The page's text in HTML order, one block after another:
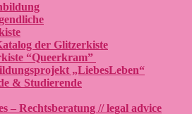
der Glitzerkiste
“Queerkram”
„LiebesLeben“
& Studierende
– Rechtsberatung // legal advice